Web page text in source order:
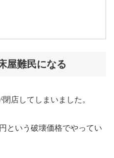
屋難民になる
店してしまいました。
という破壊価格でやってい